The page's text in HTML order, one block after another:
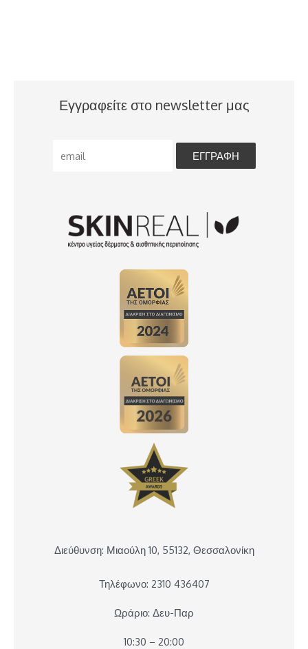
Εγγραφείτε στο newsletter μας
Διεύθυνση: Μιαούλη 10, 55132, Θεσσαλονίκη
Τηλέφωνο: 2310 436407
Ωράριο: Δευ-Παρ
10:30 – 20:00